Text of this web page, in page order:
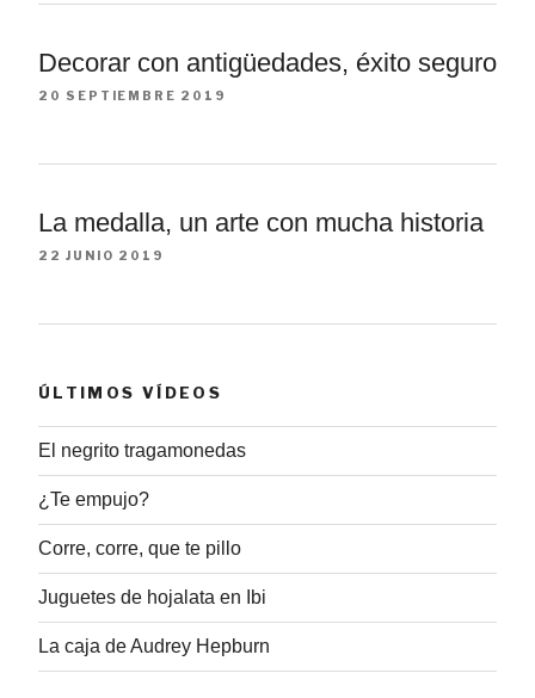
Decorar con antigüedades, éxito seguro
20 SEPTIEMBRE 2019
La medalla, un arte con mucha historia
22 JUNIO 2019
ÚLTIMOS VÍDEOS
El negrito tragamonedas
¿Te empujo?
Corre, corre, que te pillo
Juguetes de hojalata en Ibi
La caja de Audrey Hepburn